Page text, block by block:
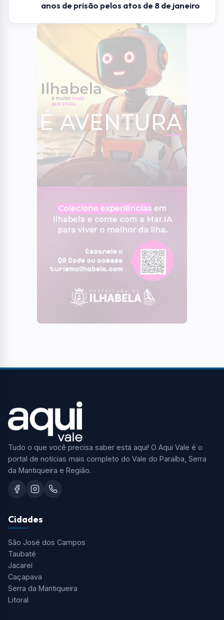
Tudo o que você precisa saber está aqui! O Aqui Vale é o
portal de notícias mais completo do Vale do Paraíba, Serra
da Mantiqueira e Região.
Cidades
São José dos Campos
Taubaté
Jacareí
Caçapava
Serra da Mantiqueira
Litoral